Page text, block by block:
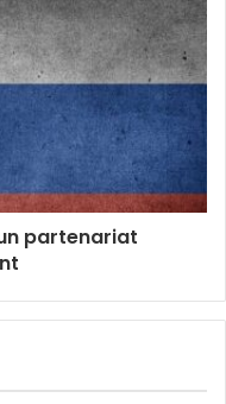
partenariat